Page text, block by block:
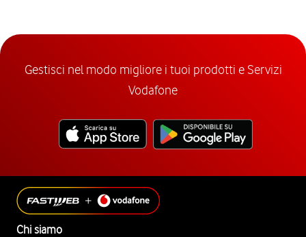
Gestisci nel modo migliore i tuoi prodotti e Servizi
Vodafone
Chi siamo